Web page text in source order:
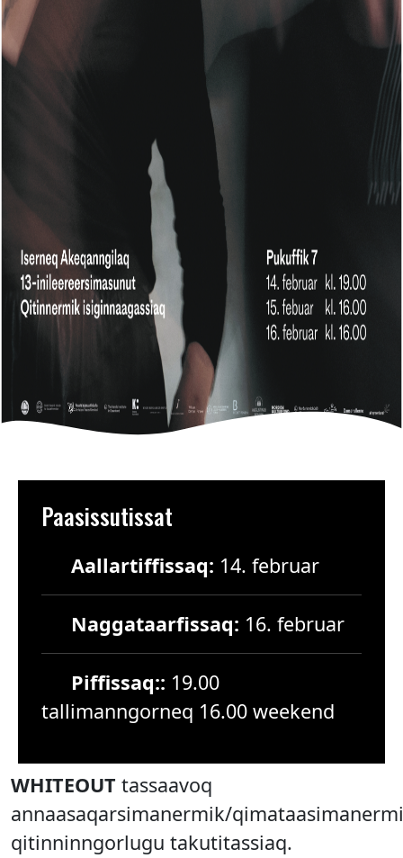
Paasissutissat
Aallartiffissaq: 14. februar
Naggataarfissaq: 16. februar
Piffissaq:: 19.00
tallimanngorneq 16.00 weekend
WHITEOUT tassaavoq
annaasaqarsimanermik/
qitinninngorlugu takutitassiaq.